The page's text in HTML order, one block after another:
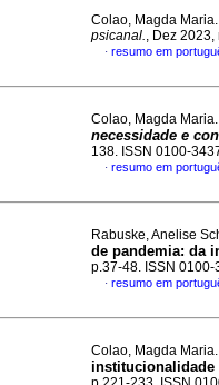
Colao, Magda Maria.
psicanal., Dez
· resumo em
Colao, Magda Maria.
necessidade e
138. ISSN 0100-
· resumo em
Rabuske, Anelise
de pandemia: da
p.37-48. ISSN 0100-
· resumo em
Colao, Magda Maria.
institucionalidade